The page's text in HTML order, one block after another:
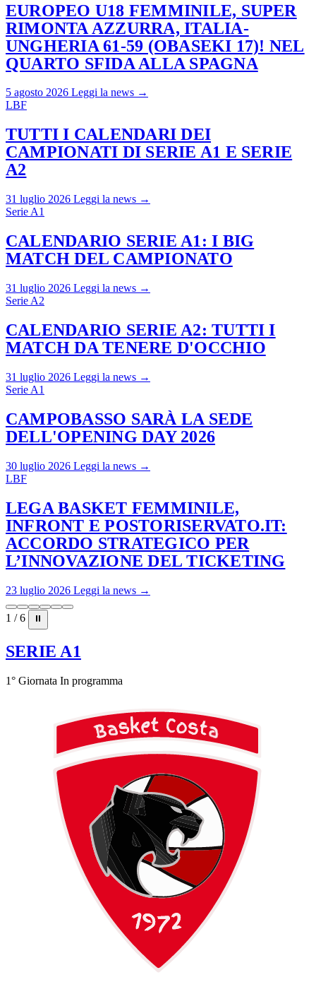
EUROPEO U18 FEMMINILE, SUPER
RIMONTA AZZURRA, ITALIA-
UNGHERIA 61-59 (OBASEKI 17)! NEL
QUARTO SFIDA ALLA SPAGNA
5 agosto 2026 Leggi la news →
LBF
TUTTI I CALENDARI DEI
CAMPIONATI DI SERIE A1 E SERIE
A2
31 luglio 2026 Leggi la news →
Serie A1
CALENDARIO SERIE A1: I BIG
MATCH DEL CAMPIONATO
31 luglio 2026 Leggi la news →
Serie A2
CALENDARIO SERIE A2: TUTTI I
MATCH DA TENERE D'OCCHIO
31 luglio 2026 Leggi la news →
Serie A1
CAMPOBASSO SARÀ LA SEDE
DELL'OPENING DAY 2026
30 luglio 2026 Leggi la news →
LBF
LEGA BASKET FEMMINILE,
INFRONT E POSTORISERVATO.IT:
ACCORDO STRATEGICO PER
L’INNOVAZIONE DEL TICKETING
23 luglio 2026 Leggi la news →
1 / 6 ⏸
SERIE A1
1° Giornata In programma